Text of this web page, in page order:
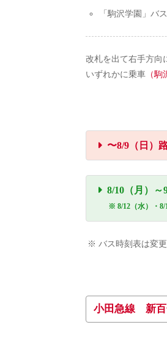
「駒沢学園」バ
改札を出て右手方向
いずれかに乗車 （
〜8/9（日）
8/10（月）～
※ 8/12（水）・8/
※ バス時刻表は変
小田急線 新百